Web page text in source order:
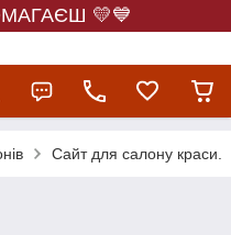
💛💙
Сайт для салону краси.